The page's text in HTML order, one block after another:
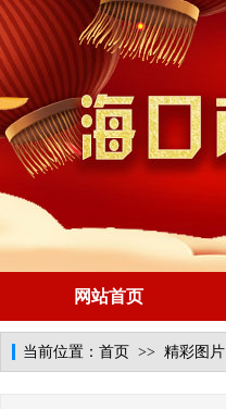
网站首页
当前位置： 首页 >> 精彩图片